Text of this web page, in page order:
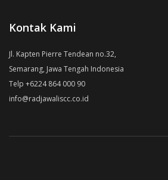
Kontak Kami
Jl. Kapten Pierre Tendean no.32,
Semarang, Jawa Tengah Indonesia
Telp +6224 864 000 90
info@radjawaliscc.co.id